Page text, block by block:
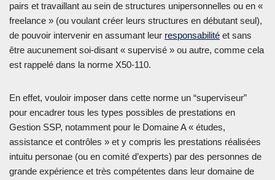
pairs et travaillant au sein de structures unipersonnelles ou en «
freelance » (ou voulant créer leurs structures en débutant seul),
de pouvoir intervenir en assumant leur responsabilité et sans
être aucunement soi-disant « supervisé » ou autre, comme cela
est rappelé dans la norme X50-110.
En effet, vouloir imposer dans cette norme un “superviseur”
pour encadrer tous les types possibles de prestations en
Gestion SSP, notamment pour le Domaine A « études,
assistance et contrôles » et y compris les prestations réalisées
intuitu personae (ou en comité d’experts) par des personnes de
grande expérience et très compétentes dans leur domaine de